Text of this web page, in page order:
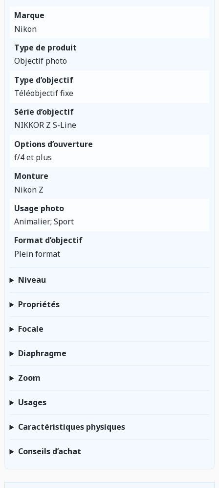
Marque
Nikon
Type de produit
Objectif photo
Type d’objectif
Téléobjectif fixe
Série d’objectif
NIKKOR Z S-Line
Options d’ouverture
f/4 et plus
Monture
Nikon Z
Usage photo
Animalier; Sport
Format d’objectif
Plein format
Niveau
Propriétés
Focale
Diaphragme
Zoom
Usages
Caractéristiques physiques
Conseils d’achat